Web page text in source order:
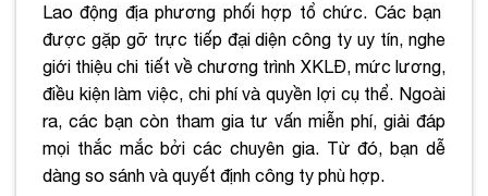
Lao động địa phương phối hợp tổ chức. Các bạn
được gặp gỡ trực tiếp đại diện công ty uy tín, nghe
giới thiệu chi tiết về chương trình XKLĐ, mức lương,
điều kiện làm việc, chi phí và quyền lợi cụ thể. Ngoài
ra, các bạn còn tham gia tư vấn miễn phí, giải đáp
mọi thắc mắc bởi các chuyên gia. Từ đó, bạn dễ
dàng so sánh và quyết định công ty phù hợp.